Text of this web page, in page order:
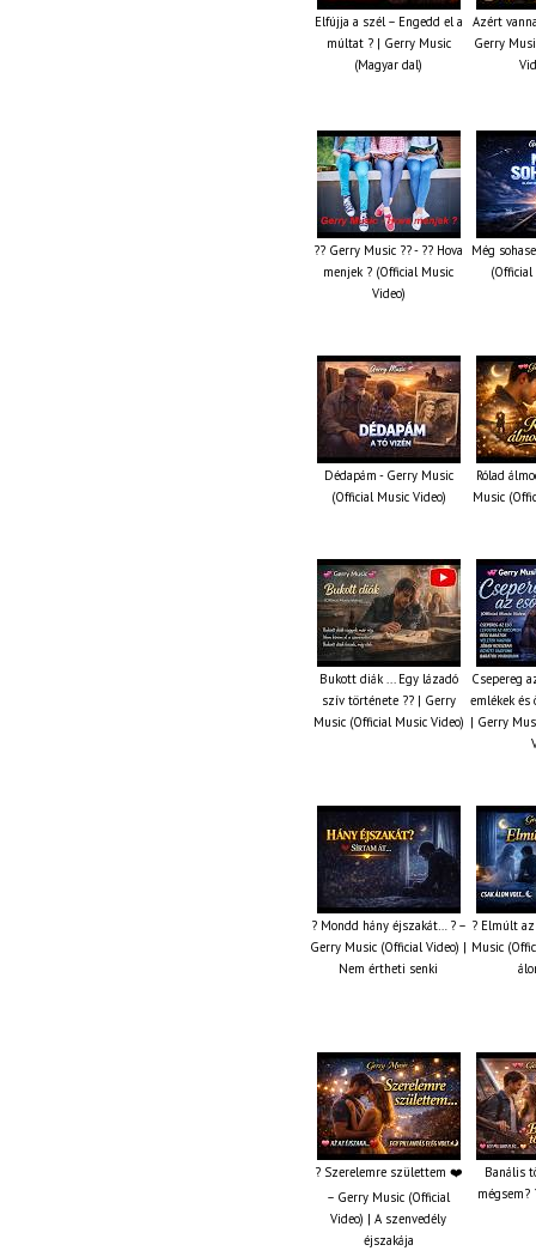
Elfújja a szél – Engedd el a
múltat ? | Gerry Music
(Magyar dal)
Azért
Gerry
?? Gerry Music ?? - ?? Hova
menjek ? (Official Music
Video)
Még
(Official
Dédapám - Gerry Music
(Official Music Video)
Rólad
Music
Bukott diák ... Egy lázadó
szív története ?? | Gerry
Music (Official Music Video)
Csepereg
emlékek és
| Gerry
? Mondd hány éjszakát… ? –
Gerry Music (Official Video) |
Nem értheti senki
? Elmúlt
Music
? Szerelemre születtem ❤️
– Gerry Music (Official
Video) | A szenvedély
éjszakája
Banális
mégsem?